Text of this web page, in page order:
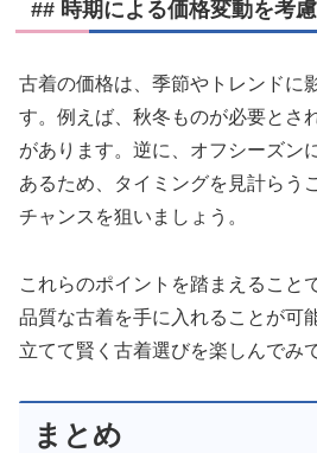
## 時期による価格変動を考慮
古着の価格は、季節やトレンドに
す。例えば、秋冬ものが必要とさ
があります。逆に、オフシーズン
あるため、タイミングを見計らう
チャンスを狙いましょう。
これらのポイントを踏まえること
品質な古着を手に入れることが可
立てて賢く古着選びを楽しんでみ
まとめ